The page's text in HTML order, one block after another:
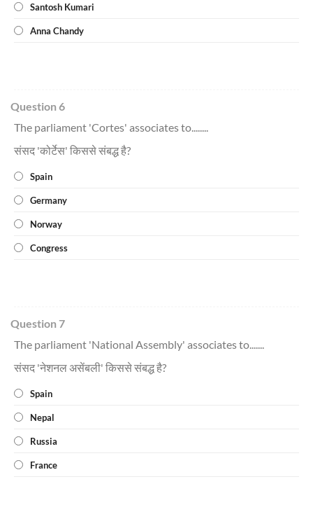
Santosh Kumari
Anna Chandy
Question 6
The parliament 'Cortes' associates to........
संसद 'कोर्टेस' किससे संबद्ध है?
Spain
Germany
Norway
Congress
Question 7
The parliament 'National Assembly' associates to.......
संसद 'नेशनल असेंबली' किससे संबद्ध है?
Spain
Nepal
Russia
France